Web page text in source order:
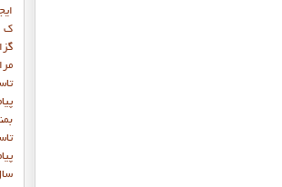
ک
سال